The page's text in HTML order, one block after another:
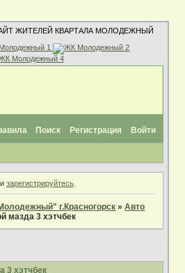
ЖИТЕЛЕЙ КВАРТАЛА МОЛОДЕЖНЫЙ
Поиск Регистрация Войти
зарегистрируйтесь.
г.Красногорск »Авто
мазда 3 хэтчбек
3 хэтчбек